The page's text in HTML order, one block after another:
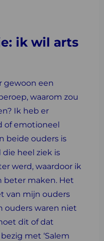
ik wil arts
gewoon een
waarom zou
Ik heb er
of emotioneel
beide ouders is
heel ziek is
werd, waardoor ik
beter maken. Het
van mijn ouders
ouders waren niet
dit of dat
met ‘Salem